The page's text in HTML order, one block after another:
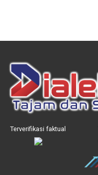
Terverifikasi faktual